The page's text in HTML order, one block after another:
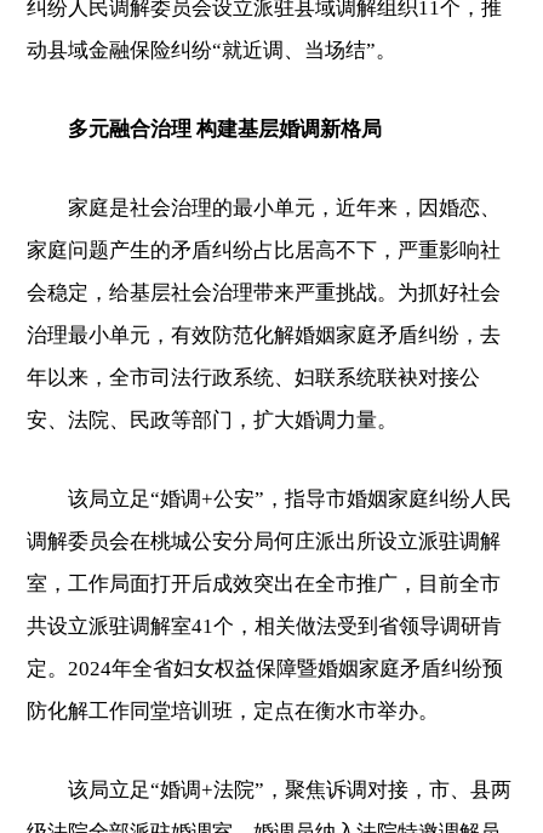
纠纷人民调解委员会设立派驻县域调解组织11个，推
动县域金融保险纠纷“就近调、当场结”。
多元融合治理 构建基层婚调新格局
家庭是社会治理的最小单元，近年来，因婚恋、
家庭问题产生的矛盾纠纷占比居高不下，严重影响社
会稳定，给基层社会治理带来严重挑战。为抓好社会
治理最小单元，有效防范化解婚姻家庭矛盾纠纷，去
年以来，全市司法行政系统、妇联系统联袂对接公
安、法院、民政等部门，扩大婚调力量。
该局立足“婚调+公安”，指导市婚姻家庭纠纷人民
调解委员会在桃城公安分局何庄派出所设立派驻调解
室，工作局面打开后成效突出在全市推广，目前全市
共设立派驻调解室41个，相关做法受到省领导调研肯
定。2024年全省妇女权益保障暨婚姻家庭矛盾纠纷预
防化解工作同堂培训班，定点在衡水市举办。
该局立足“婚调+法院”，聚焦诉调对接，市、县两